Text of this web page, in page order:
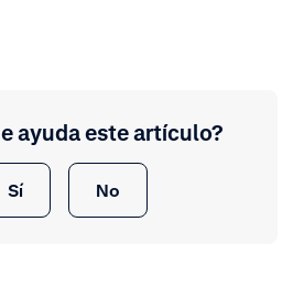
ayuda este artículo?
Sí No